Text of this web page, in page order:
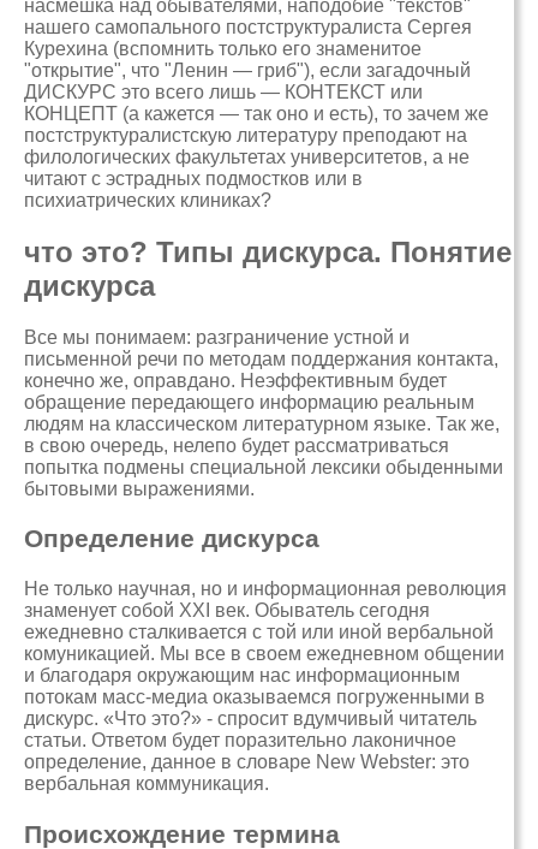
насмешка над обывателями, наподобие "текстов"
нашего самопального постструктуралиста Сергея
Курехина (вспомнить только его знаменитое
"открытие", что "Ленин — гриб"), если загадочный
ДИСКУРС это всего лишь — КОНТЕКСТ или
КОНЦЕПТ (а кажется — так оно и есть), то зачем же
постструктуралистскую литературу преподают на
филологических факультетах университетов, а не
читают с эстрадных подмостков или в
психиатрических клиниках?
что это? Типы дискурса. Понятие
дискурса
Все мы понимаем: разграничение устной и
письменной речи по методам поддержания контакта,
конечно же, оправдано. Неэффективным будет
обращение передающего информацию реальным
людям на классическом литературном языке. Так же,
в свою очередь, нелепо будет рассматриваться
попытка подмены специальной лексики обыденными
бытовыми выражениями.
Определение дискурса
Не только научная, но и информационная революция
знаменует собой XXI век. Обыватель сегодня
ежедневно сталкивается с той или иной вербальной
комуникацией. Мы все в своем ежедневном общении
и благодаря окружающим нас информационным
потокам масс-медиа оказываемся погруженными в
дискурс. «Что это?» - спросит вдумчивый читатель
статьи. Ответом будет поразительно лаконичное
определение, данное в словаре New Webster: это
вербальная коммуникация.
Происхождение термина